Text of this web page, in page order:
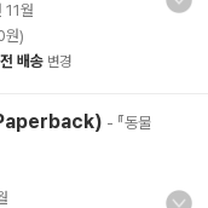
월
원)
배송 변경
- 『동물